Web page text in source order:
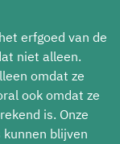
erfgoed van de
niet alleen.
omdat ze
ook omdat ze
is. Onze
blijven